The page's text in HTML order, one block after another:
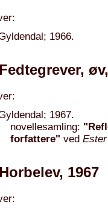
1966.
1967.
novellesamling:
forfattere" ved
1967